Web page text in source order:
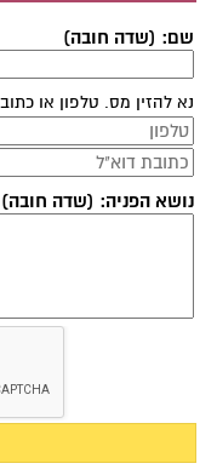
שם: (שדה חובה)
נא להזין מס. טלפון או
נושא הפניה: (שדה חובה)